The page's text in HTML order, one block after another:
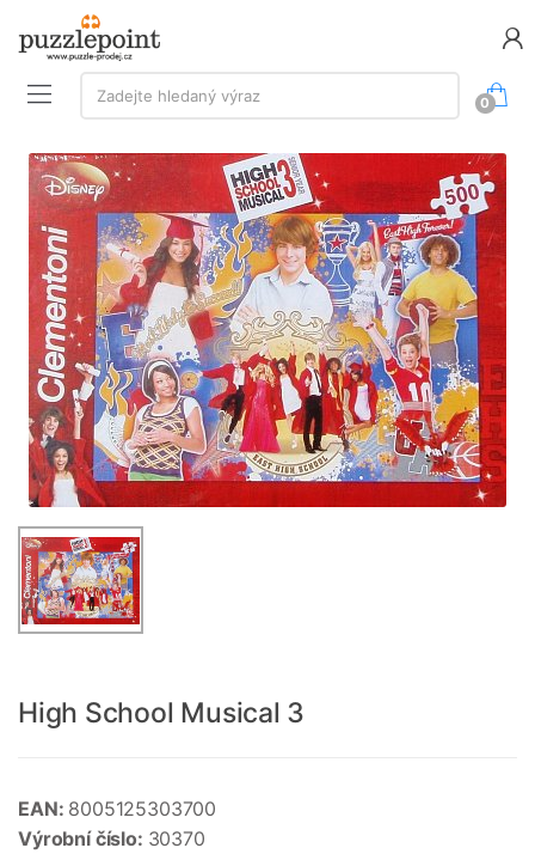
Vyhledávání:
Zadejte hledaný výraz
0
High School Musical 3
EAN: 8005125303700
Výrobní číslo: 30370